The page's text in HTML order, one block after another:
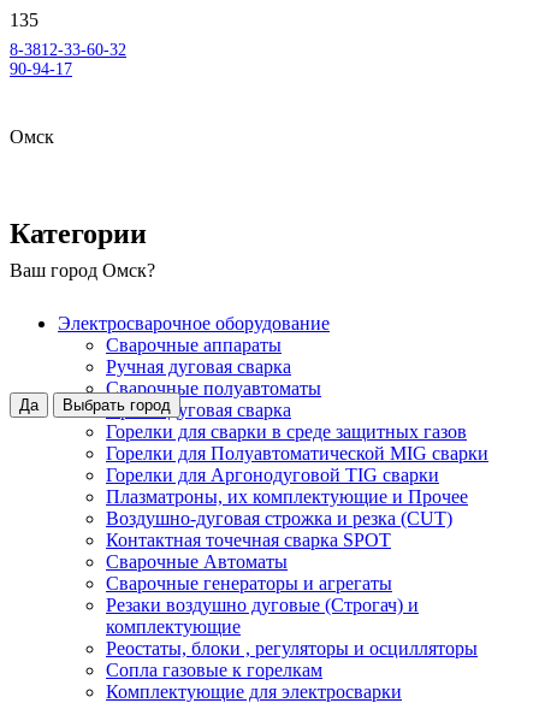
8-3812-33-60-32
90-94-17
Омск
Ваш город Омск?
Да Выбрать город
Категории
Электросварочное оборудование
Сварочные аппараты
Ручная дуговая сварка
Сварочные полуавтоматы
Аргонодуговая сварка
Горелки для сварки в среде защитных газов
Горелки для Полуавтоматической MIG сварки
Горелки для Аргонодуговой TIG сварки
Плазматроны, их комплектующие и Прочее
Воздушно-дуговая строжка и резка (CUT)
Контактная точечная сварка SPOT
Сварочные Автоматы
Сварочные генераторы и агрегаты
Резаки воздушно дуговые (Строгач) и
комплектующие
Реостаты, блоки , регуляторы и осцилляторы
Сопла газовые к горелкам
Комплектующие для электросварки